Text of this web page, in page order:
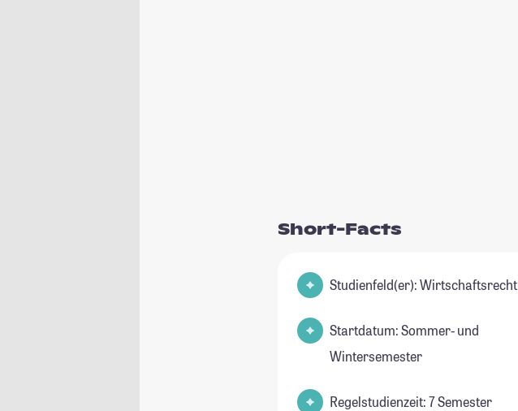
Short-Facts
Studienfeld(er): Wirtschaftsrecht
Startdatum: Sommer- und
Wintersemester
Regelstudienzeit: 7 Semester